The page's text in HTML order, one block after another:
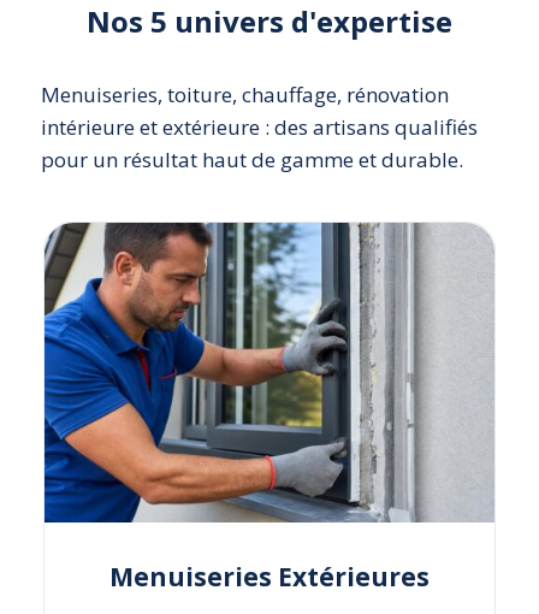
Nos 5 univers d'expertise
Menuiseries, toiture, chauffage, rénovation
intérieure et extérieure : des artisans qualifiés
pour un résultat haut de gamme et durable.
Menuiseries Extérieures